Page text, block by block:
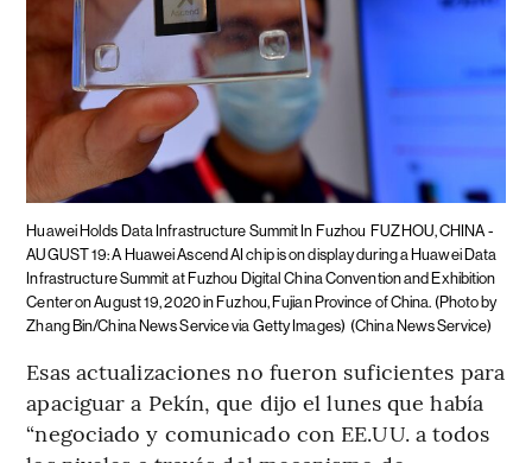
Huawei Holds Data Infrastructure Summit In Fuzhou FUZHOU, CHINA -
AUGUST 19: A Huawei Ascend AI chip is on display during a Huawei Data
Infrastructure Summit at Fuzhou Digital China Convention and Exhibition
Center on August 19, 2020 in Fuzhou, Fujian Province of China. (Photo by
Zhang Bin/China News Service via Getty Images) (China News Service)
Esas actualizaciones no fueron suficientes para
apaciguar a Pekín, que dijo el lunes que había
“negociado y comunicado con EE.UU. a todos